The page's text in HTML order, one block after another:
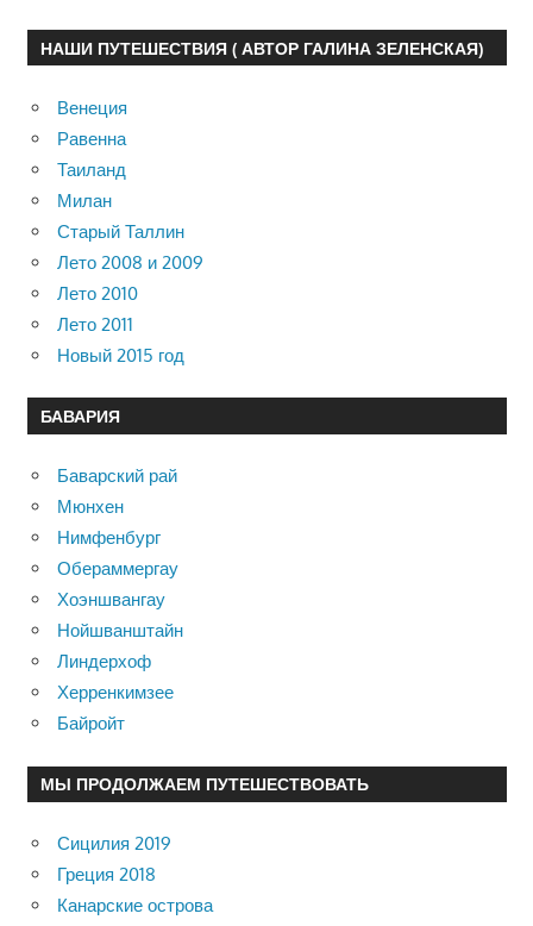
НАШИ ПУТЕШЕСТВИЯ ( АВТОР ГАЛИНА ЗЕЛЕНСКАЯ)
Венеция
Равенна
Таиланд
Милан
Старый Таллин
Лето 2008 и 2009
Лето 2010
Лето 2011
Новый 2015 год
БАВАРИЯ
Баварский рай
Мюнхен
Нимфенбург
Обераммергау
Хоэншвангау
Нойшванштайн
Линдерхоф
Херренкимзее
Байройт
МЫ ПРОДОЛЖАЕМ ПУТЕШЕСТВОВАТЬ
Сицилия 2019
Греция 2018
Канарские острова